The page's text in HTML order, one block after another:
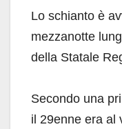
Lo schianto è
mezzanotte
della Statale
Secondo una
il 29enne era al